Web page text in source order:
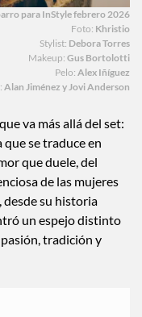
para InStyle febrero 2026
Foto: Khristio
Stylist: Debora Torres
Makeup: Gus Bortolotti
Pelo: Alex Iñíguez
Alan Jiménez y Jovi Anderson
va más allá del set:
se traduce en
que duele, del
de las mujeres
desde su historia
un espejo distinto
tradición y